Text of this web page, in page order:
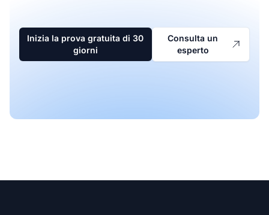
Inizia la prova gratuita di 30
giorni
Consulta un
esperto